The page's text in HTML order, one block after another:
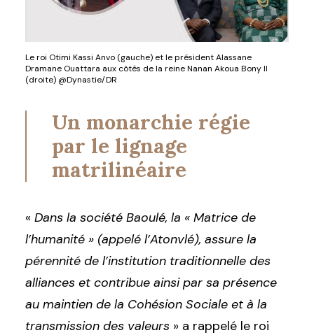
Le roi Otimi Kassi Anvo (gauche) et le président Alassane
Dramane Ouattara aux côtés de la reine Nanan Akoua Bony II
(droite) @Dynastie/DR
Un monarchie régie
par le lignage
matrilinéaire
« Dans la société Baoulé, la « Matrice de
l’humanité » (appelé l’Atonvlé), assure la
pérennité de l’institution traditionnelle des
alliances et contribue ainsi par sa présence
au maintien de la Cohésion Sociale et à la
transmission des valeurs » a rappelé le roi